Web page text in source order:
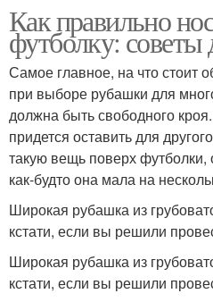
Как правильно
футболку:
Самое главное, на что стоит
при выборе рубашки для
должна быть свободного
придется оставить для
такую вещь поверх футболки,
как-будто она мала на
Широкая рубашка из
кстати, если вы решили
Широкая рубашка из
кстати, если вы решили